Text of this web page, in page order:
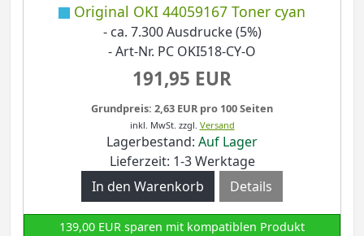
Original OKI 44059167 Toner cyan
- ca. 7.300 Ausdrucke (5%)
- Art-Nr. PC OKI518-CY-O
191,95 EUR
Grundpreis: 2,63 EUR pro 100 Seiten
inkl. MwSt. zzgl. Versand
Lagerbestand: Auf Lager
Lieferzeit: 1-3 Werktage
Details
139,00 EUR sparen mit kompatiblen Produkt